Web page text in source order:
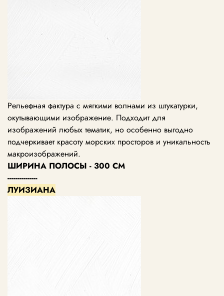
Рельефная фактура с мягкими волнами из штукатурки,
окутывающими изображение. Подходит для
изображений любых тематик, но особенно выгодно
подчеркивает красоту морских просторов и уникальность
макроизображений.
ШИРИНА ПОЛОСЫ - 300 СМ
---------------
ЛУИЗИАНА